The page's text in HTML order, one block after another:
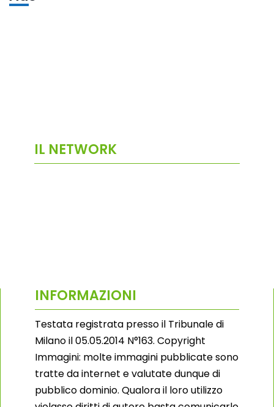
IL NETWORK
INFORMAZIONI
Testata registrata presso il Tribunale di
Milano il 05.05.2014 N°163. Copyright
Immagini: molte immagini pubblicate sono
tratte da internet e valutate dunque di
pubblico dominio. Qualora il loro utilizzo